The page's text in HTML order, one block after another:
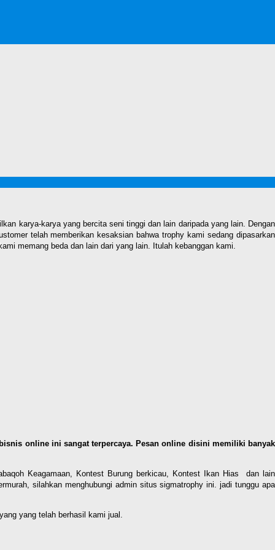
karya-karya yang bercita seni tinggi dan lain daripada yang lain. Dengan
telah memberikan kesaksian bahwa trophy kami sedang dipasarkan
memang beda dan lain dari yang lain. Itulah kebanggan kami.
online ini sangat terpercaya. Pesan online disini memiliki banyak
Keagamaan, Kontest Burung berkicau, Kontest Ikan Hias dan lain
silahkan menghubungi admin situs sigmatrophy ini. jadi tunggu apa
yang telah berhasil kami jual.